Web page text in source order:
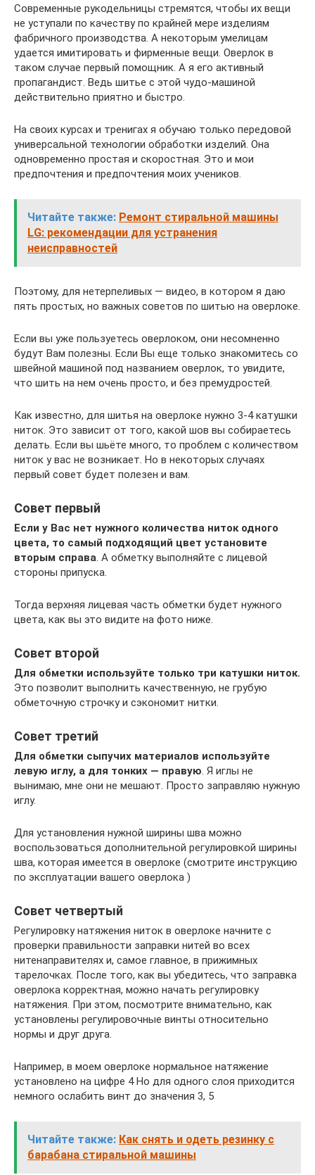
Современные рукодельницы стремятся, чтобы их вещи
не уступали по качеству по крайней мере изделиям
фабричного производства. А некоторым умелицам
удается имитировать и фирменные вещи. Оверлок в
таком случае первый помощник. А я его активный
пропагандист. Ведь шитье с этой чудо-машиной
действительно приятно и быстро.
На своих курсах и тренигах я обучаю только передовой
универсальной технологии обработки изделий. Она
одновременно простая и скоростная. Это и мои
предпочтения и предпочтения моих учеников.
Читайте также: Ремонт стиральной машины
LG: рекомендации для устранения
неисправностей
Поэтому, для нетерпеливых — видео, в котором я даю
пять простых, но важных советов по шитью на оверлоке.
Если вы уже пользуетесь оверлоком, они несомненно
будут Вам полезны. Если Вы еще только знакомитесь со
швейной машиной под названием оверлок, то увидите,
что шить на нем очень просто, и без премудростей.
Как известно, для шитья на оверлоке нужно 3-4 катушки
ниток. Это зависит от того, какой шов вы собираетесь
делать. Если вы шьёте много, то проблем с количеством
ниток у вас не возникает. Но в некоторых случаях
первый совет будет полезен и вам.
Совет первый
Если у Вас нет нужного количества ниток одного
цвета, то самый подходящий цвет установите
вторым справа. А обметку выполняйте с лицевой
стороны припуска.
Тогда верхняя лицевая часть обметки будет нужного
цвета, как вы это видите на фото ниже.
Совет второй
Для обметки используйте только три катушки ниток.
Это позволит выполнить качественную, не грубую
обметочную строчку и сэкономит нитки.
Совет третий
Для обметки сыпучих материалов используйте
левую иглу, а для тонких — правую. Я иглы не
вынимаю, мне они не мешают. Просто заправляю нужную
иглу.
Для установления нужной ширины шва можно
воспользоваться дополнительной регулировкой ширины
шва, которая имеется в оверлоке (смотрите инструкцию
по эксплуатации вашего оверлока )
Совет четвертый
Регулировку натяжения ниток в оверлоке начните с
проверки правильности заправки нитей во всех
нитенаправителях и, самое главное, в прижимных
тарелочках. После того, как вы убедитесь, что заправка
оверлока корректная, можно начать регулировку
натяжения. При этом, посмотрите внимательно, как
установлены регулировочные винты относительно
нормы и друг друга.
Например, в моем оверлоке нормальное натяжение
установлено на цифре 4 Но для одного слоя приходится
немного ослабить винт до значения 3, 5
Читайте также: Как снять и одеть резинку с
барабана стиральной машины